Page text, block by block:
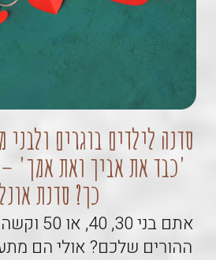
סדנה לילדים בוגרים
'כבד את אביך ואת אמך'
כך? סדנת
אתם בני
ההורים שלכם? אולי הם